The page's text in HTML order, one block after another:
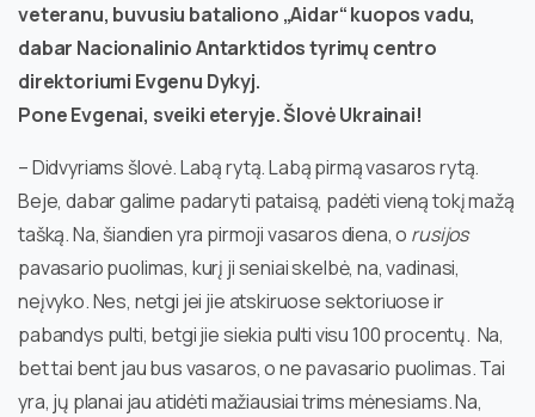
veteranu, buvusiu bataliono „Aidar“ kuopos vadu,
dabar Nacionalinio Antarktidos tyrimų centro
direktoriumi Evgenu Dykyj.
Pone Evgenai, sveiki eteryje. Šlovė Ukrainai!
– Didvyriams šlovė. Labą rytą. Labą pirmą vasaros rytą.
Beje, dabar galime padaryti pataisą, padėti vieną tokį mažą
tašką. Na, šiandien yra pirmoji vasaros diena, o rusijos
pavasario puolimas, kurį ji seniai skelbė, na, vadinasi,
neįvyko. Nes, netgi jei jie atskiruose sektoriuose ir
pabandys pulti, betgi jie siekia pulti visu 100 procentų. Na,
bet tai bent jau bus vasaros, o ne pavasario puolimas. Tai
yra, jų planai jau atidėti mažiausiai trims mėnesiams. Na,